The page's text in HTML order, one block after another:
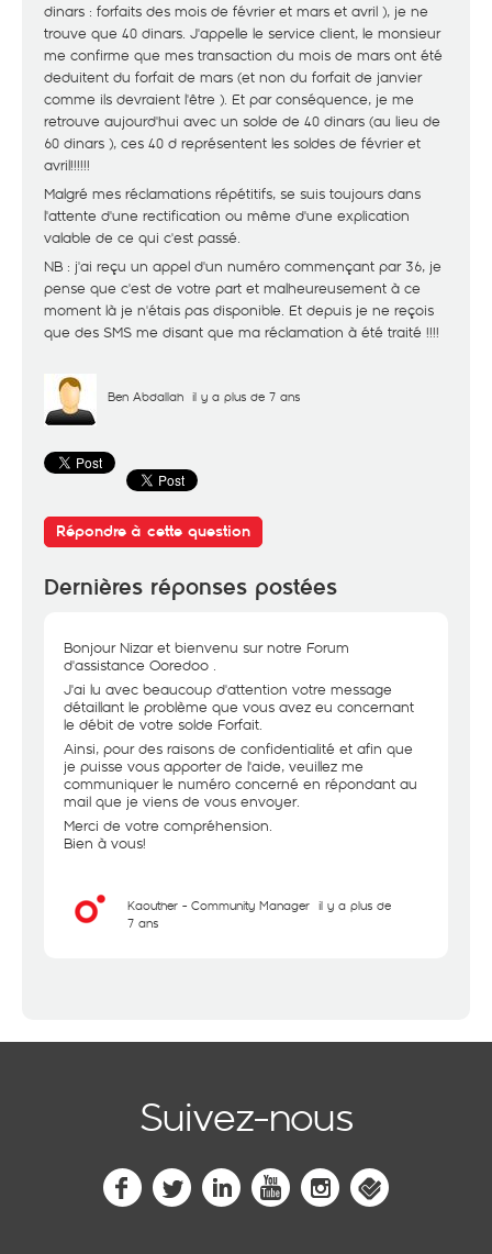
dinars : forfaits des mois de février et mars et avril ), je ne
trouve que 40 dinars. J'appelle le service client, le monsieur
me confirme que mes transaction du mois de mars ont été
deduitent du forfait de mars (et non du forfait de janvier
comme ils devraient l'être ). Et par conséquence, je me
retrouve aujourd'hui avec un solde de 40 dinars (au lieu de
60 dinars ), ces 40 d représentent les soldes de février et
avril!!!!!!
Malgré mes réclamations répétitifs, se suis toujours dans
l'attente d'une rectification ou même d'une explication
valable de ce qui c'est passé.
NB : j'ai reçu un appel d'un numéro commençant par 36, je
pense que c'est de votre part et malheureusement à ce
moment là je n'étais pas disponible. Et depuis je ne reçois
que des SMS me disant que ma réclamation à été traité !!!!
Ben Abdallah il y a plus de 7 ans
Répondre à cette question
Dernières réponses postées
Bonjour Nizar et bienvenu sur notre Forum
d'assistance Ooredoo .
J'ai lu avec beaucoup d'attention votre message
détaillant le problème que vous avez eu concernant
le débit de votre solde Forfait.
Ainsi, pour des raisons de confidentialité et afin que
je puisse vous apporter de l'aide, veuillez me
communiquer le numéro concerné en répondant au
mail que je viens de vous envoyer.
Merci de votre compréhension.
Bien à vous!
Kaouther - Community Manager il y a plus de
7 ans
Suivez-nous